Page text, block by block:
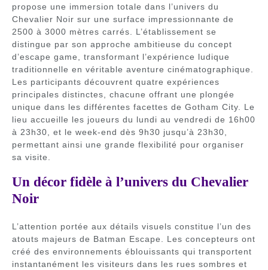
propose une immersion totale dans l’univers du
Chevalier Noir sur une surface impressionnante de
2500 à 3000 mètres carrés. L’établissement se
distingue par son approche ambitieuse du concept
d’escape game, transformant l’expérience ludique
traditionnelle en véritable aventure cinématographique.
Les participants découvrent quatre expériences
principales distinctes, chacune offrant une plongée
unique dans les différentes facettes de Gotham City. Le
lieu accueille les joueurs du lundi au vendredi de 16h00
à 23h30, et le week-end dès 9h30 jusqu’à 23h30,
permettant ainsi une grande flexibilité pour organiser
sa visite.
Un décor fidèle à l’univers du Chevalier
Noir
L’attention portée aux détails visuels constitue l’un des
atouts majeurs de Batman Escape. Les concepteurs ont
créé des environnements éblouissants qui transportent
instantanément les visiteurs dans les rues sombres et